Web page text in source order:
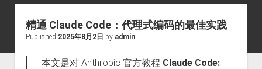
精通 Claude Code：代理式编码的最佳实践
Published 2025年8月2日 by admin
本文是对 Anthropic 官方教程 Claude Code: